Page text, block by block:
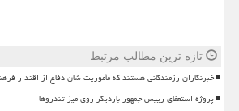
تازه ترین مطالب مرتبط
خبرنگاران رزمندگانی هستند که مأموریت شان دفاع از اقتدار
پروژه استعفای رییس جمهور باردیگر روی میز تندروها